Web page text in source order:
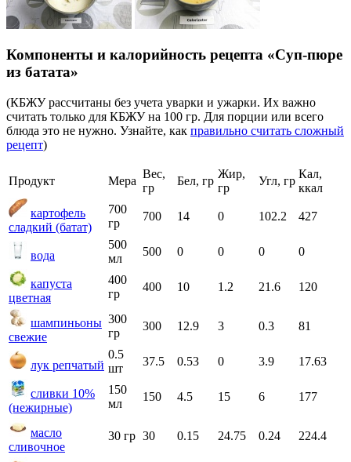
Компоненты и калорийность рецепта «Суп-пюре
из батата»
(КБЖУ рассчитаны без учета уварки и ужарки. Их важно
считать только для КБЖУ на 100 гр. Для порции или всего
блюда это не нужно. Узнайте, как правильно считать сложный
рецепт)
Продукт Мера
Вес,
гр
Бел, гр
Жир,
гр
Угл, гр
Кал,
ккал
картофель
сладкий (батат)
700
гр
700 14 0 102.2 427
вода
500
мл
500 0 0 0 0
капуста
цветная
400
гр
400 10 1.2 21.6 120
шампиньоны
свежие
300
гр
300 12.9 3 0.3 81
лук репчатый
0.5
шт
37.5 0.53 0 3.9 17.63
сливки 10%
(нежирные)
150
мл
150 4.5 15 6 177
масло
сливочное
30 гр 30 0.15 24.75 0.24 224.4